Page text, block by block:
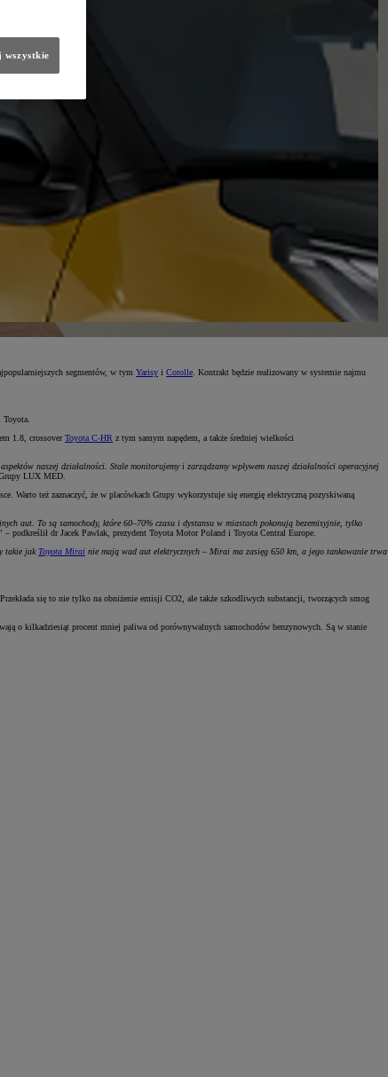
segmentów, w tym Yarisy i Corolle . Kontrakt będzie realizowany w systemie najmu
1.8, crossoverToyota C-HR z tym samym napędem, a także średniej wielkości
naszej działalności. Stale monitorujemy i zarządzamy wpływem naszej działalności operacyjnej
LUX MED.
Warto też zaznaczyć, że w placówkach Grupy wykorzystuje się energię elektryczną pozyskiwaną
aut. To są samochody, które 60–70% czasu i dystansu w miastach pokonują bezemisyjnie, tylko
– podkreślił dr Jacek Pawlak, prezydent Toyota Motor Poland i Toyota Central Europe.
takie jakToyota Mirai nie mają wad aut elektrycznych – Mirai ma zasięg 650 km, a jego tankowanie trwa
się to nie tylko na obniżenie emisji CO2, ale także szkodliwych substancji, tworzących smog
o kilkadziesiąt procent mniej paliwa od porównywalnych samochodów benzynowych. Są w stanie
wszystkie